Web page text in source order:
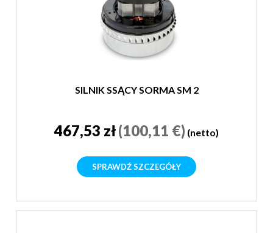
SILNIK SSĄCY SORMA SM 2
467,53 zł(100,11 €) (netto)
SPRAWDŹ SZCZEGÓŁY